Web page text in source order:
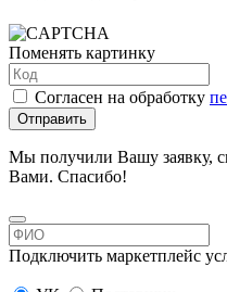
Поменять картинку
Согласен на обработку
Отправить
Мы получили Вашу заявку,
Вами. Спасибо!
Подключить маркетплейс